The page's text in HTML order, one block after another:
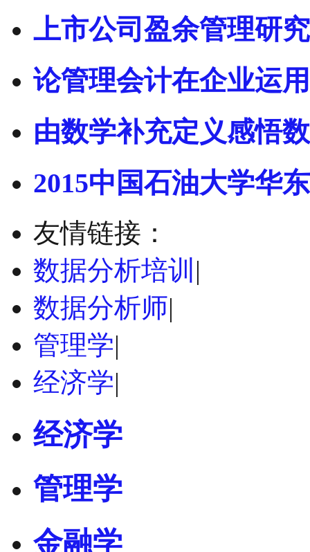
上市公司盈余管理研
论管理会计在企业运
由数学补充定义感悟
2015中国石油大学华东
友情链接：
数据分析培训 |
数据分析师|
管理学|
经济学|
经济学
管理学
金融学